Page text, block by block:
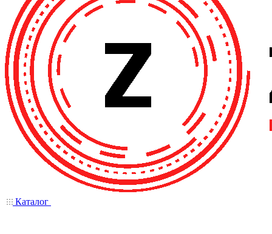
Каталог